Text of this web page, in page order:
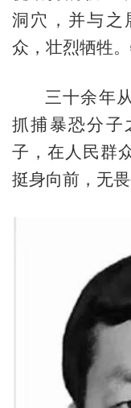
洞穴，并与之
众，壮烈牺牲
三十余年
抓捕暴恐分子
子，在人民群
挺身向前，无